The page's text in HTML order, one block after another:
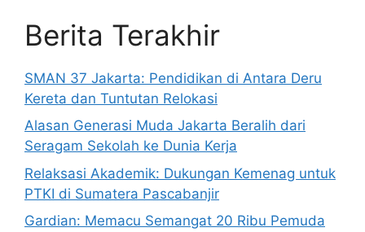
Berita Terakhir
SMAN 37 Jakarta: Pendidikan di Antara Deru
Kereta dan Tuntutan Relokasi
Alasan Generasi Muda Jakarta Beralih dari
Seragam Sekolah ke Dunia Kerja
Relaksasi Akademik: Dukungan Kemenag untuk
PTKI di Sumatera Pascabanjir
Gardian: Memacu Semangat 20 Ribu Pemuda